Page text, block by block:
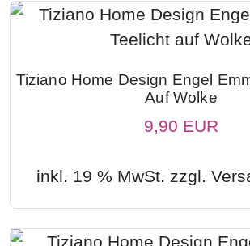
Tiziano Home Design Engel
Auf Wolke
9,90 EUR
inkl. 19 % MwSt. zzgl.